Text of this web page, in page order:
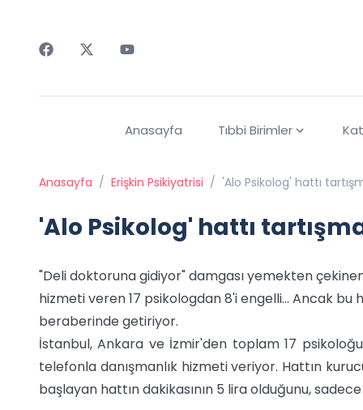
Anasayfa Tıbbi Birimler
Anasayfa / Erişkin Psikiyatrisi / 'Alo Psikolog' hattı
'Alo Psikolog' hattı
"Deli doktoruna gidiyor" damgası yemekten
hizmeti veren 17 psikologdan 8'i engelli... Ancak
beraberinde getiriyor.
İstanbul, Ankara ve İzmir'den toplam 17
telefonla danışmanlık hizmeti veriyor. Hattın
başlayan hattın dakikasının 5 lira olduğunu,